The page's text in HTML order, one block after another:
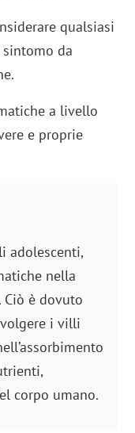
qualsiasi
da
a livello
e proprie
adolescenti,
nella
è dovuto
i villi
corpo umano.